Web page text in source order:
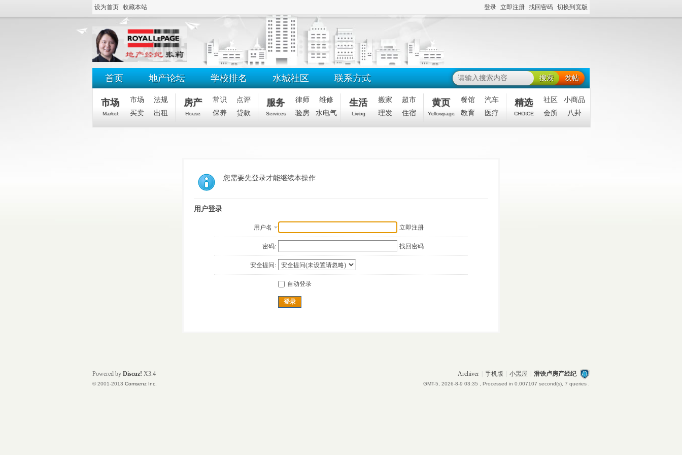
设为首页 收藏本站 登录 立即注册 找回密码 切换到宽版
首页 地产论坛 学校排名 水城社区 联系方式 搜索 发帖
市场
Market
市场
法规
买卖
出租
房产
House
常识
点评
保养
贷款
服务
Services
律师
维修
验房
水电气
生活
Living
搬家
超市
理发
住宿
黄页
Yellowpage
餐馆
汽车
教育
医疗
精选
CHOICE
社区
小商品
会所
八卦
您需要先登录才能继续本操作
用户登录
用户名 立即注册
密码: 找回密码
安全提问:
自动登录
登录
Archiver 手机版 小黑屋 滑铁卢房产经纪
GMT-5, 2026-8-9 03:35 , Processed in 0.007107 second(s), 7 queries .
Powered by Discuz! X3.4
© 2001-2013 Comsenz Inc.